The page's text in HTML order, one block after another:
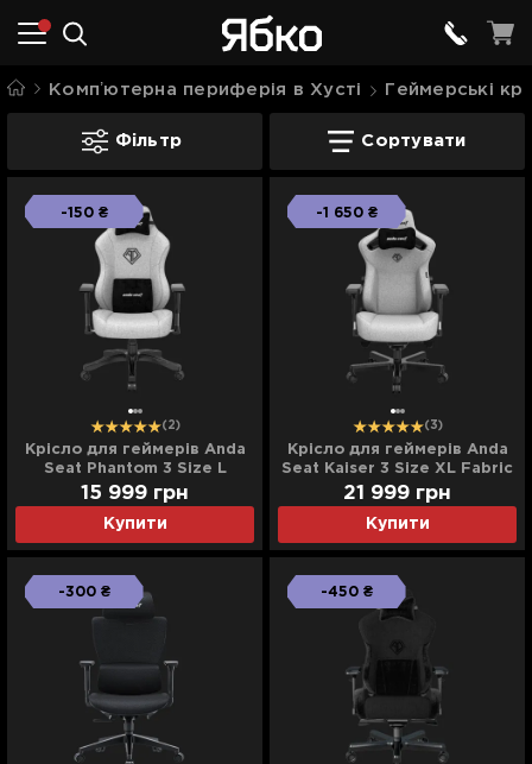
Компʼютерна периферія в Хусті Геймерські
Ігрові крісла Anda Seat в Хусті
Фільтр Сортувати
-150 ₴
(2)
Крісло для геймерів Anda
Seat Phantom 3 Size L
(Gray) (UA)
Купити
15 999 грн
-1 650 ₴
(3)
Крісло для геймерів Anda
Seat Kaiser 3 Size XL Fabric
(Gray) (UA)
Купити
21 999 грн
-300 ₴ -450 ₴